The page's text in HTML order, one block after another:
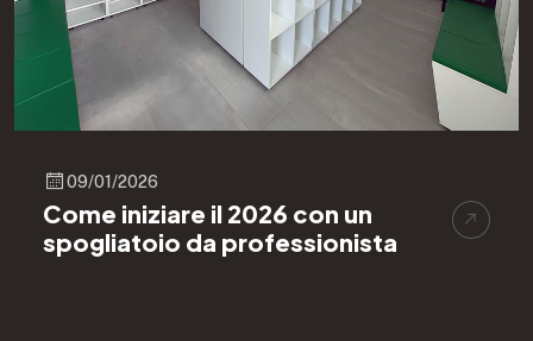
09/01/2026
Come iniziare il 2026 con un
spogliatoio da professionista